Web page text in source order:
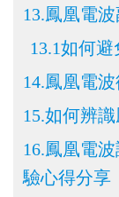
13.鳳凰電波
13.1如何
14.鳳凰電
15.如何辨
16.鳳凰電波
驗心得分享